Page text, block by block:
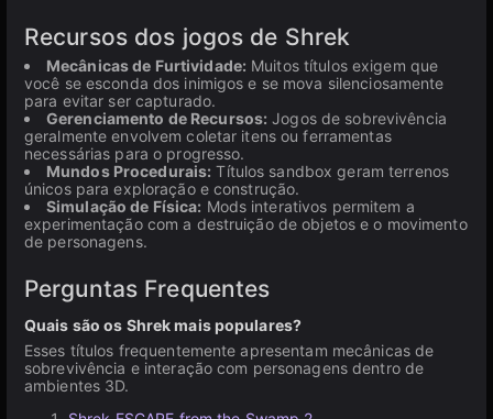
Recursos dos jogos de Shrek
Mecânicas de Furtividade: Muitos títulos exigem que
você se esconda dos inimigos e se mova silenciosamente
para evitar ser capturado.
Gerenciamento de Recursos: Jogos de sobrevivência
geralmente envolvem coletar itens ou ferramentas
necessárias para o progresso.
Mundos Procedurais: Títulos sandbox geram terrenos
únicos para exploração e construção.
Simulação de Física: Mods interativos permitem a
experimentação com a destruição de objetos e o movimento
de personagens.
Perguntas Frequentes
Quais são os Shrek mais populares?
Esses títulos frequentemente apresentam mecânicas de
sobrevivência e interação com personagens dentro de
ambientes 3D.